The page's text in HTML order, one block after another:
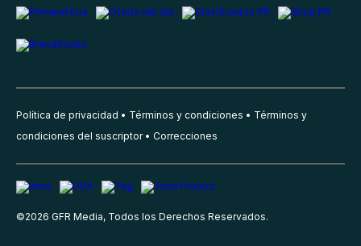
Política de privacidad Términos y condiciones
Términos y
condiciones del suscriptor
Correcciones
©2026 GFR Media, Todos los Derechos Reservados.